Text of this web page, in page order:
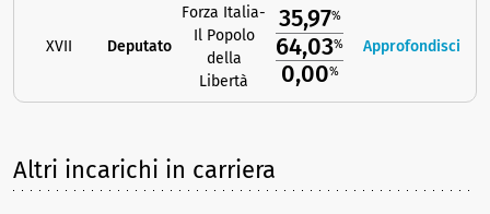
XVII Deputato
Forza Italia-
Il Popolo
della
Libertà
35,97%
64,03%
0,00%
Approfondisci
Altri incarichi in carriera